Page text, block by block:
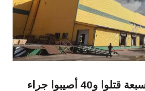
روسيا تقول إن سبعة قتلوا و40 أصيبوا جراء